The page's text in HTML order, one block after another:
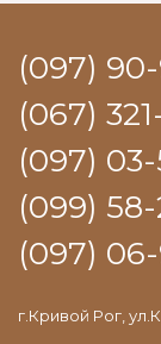
(097)
(067)
(097)
(099)
(097)
г.Кривой Рог,